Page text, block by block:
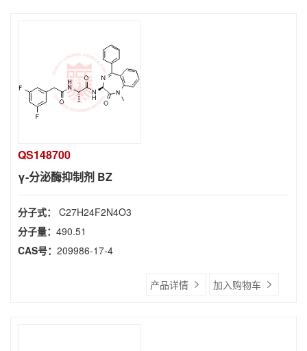
QS148700
γ-分泌酶抑制剂 BZ
分子式： C27H24F2N4O3
分子量： 490.51
CAS号： 209986-17-4
产品详情 加入购物车